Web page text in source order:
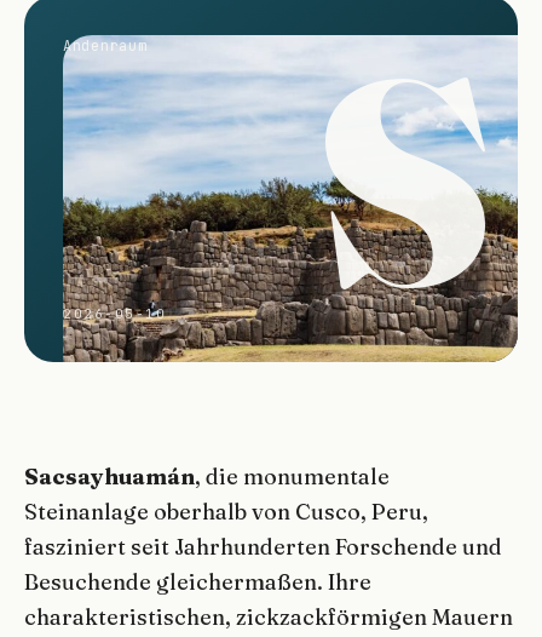
Andenraum S
2026-05-10
Sacsayhuamán, die monumentale
Steinanlage oberhalb von Cusco, Peru,
fasziniert seit Jahrhunderten Forschende und
Besuchende gleichermaßen. Ihre
charakteristischen, zickzackförmigen Mauern